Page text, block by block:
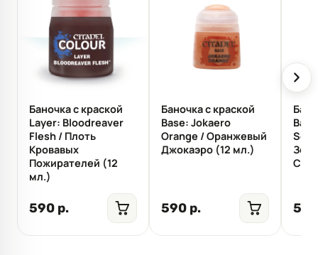
Баночка с краской
Layer: Bloodreaver
Flesh / Плоть
Кровавых
Пожирателей (12
мл.)
590 р.
Баночка с краской
Base: Jokaero
Orange / Оранжевый
Джокаэро (12 мл.)
590 р.